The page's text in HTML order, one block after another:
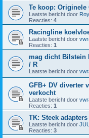
Te koop: Originele
Laatste bericht door
Reacties: 4
Racingline
Laatste bericht door
Reacties: 1
mag dicht Bilstein
/ R
Laatste bericht door
GFB+ DV diverter
verkocht
Laatste bericht door
Reacties: 1
TK: Steek
Laatste bericht door
Reacties: 3